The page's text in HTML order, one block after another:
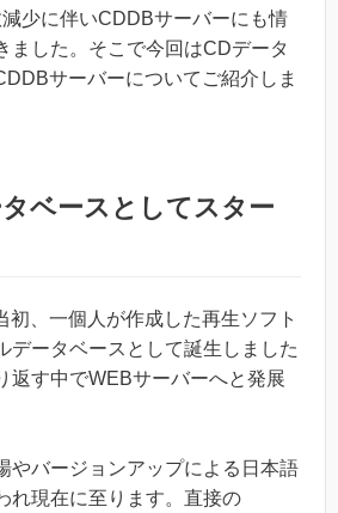
少に伴いCDDBサーバーにも情
ました。そこで今回はCDデータ
サーバーについてご紹介しま
ベースとしてスター
初、一個人が作成した再生ソフト
データベースとして誕生しました
返す中でWEBサーバーへと発展
やバージョンアップによる日本語
れ現在に至ります。直接の